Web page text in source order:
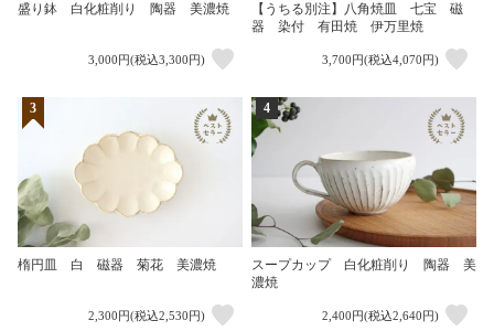
盛り鉢 白化粧削り 陶器 美濃焼
3,000円(税込3,300円)
【うちる別注】八角焼皿 七宝 磁
器 染付 有田焼 伊万里焼
3,700円(税込4,070円)
3
楕円皿 白 磁器 菊花 美濃焼
2,300円(税込2,530円)
4
スープカップ 白化粧削り 陶器 美
濃焼
2,400円(税込2,640円)